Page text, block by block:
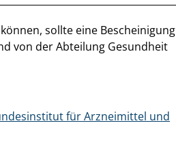
sollte eine Bescheinigung
von der Abteilung Gesundheit
für Arzneimittel und